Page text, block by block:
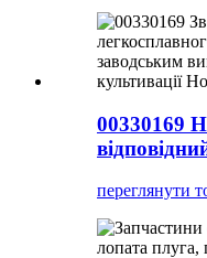
00330169
переглянути